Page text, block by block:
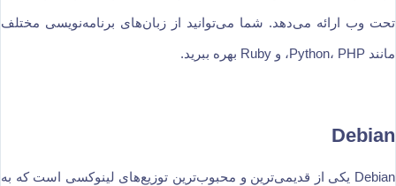
تحت وب ارائه می‌دهد. شما می‌توانید از زبان‌های برنامه‌نویسی مختلف
مانند Python، PHP، و Ruby بهره ببرید.
Debian
Debian یکی از قدیمی‌ترین و محبوب‌ترین توزیع‌های لینوکسی است که به